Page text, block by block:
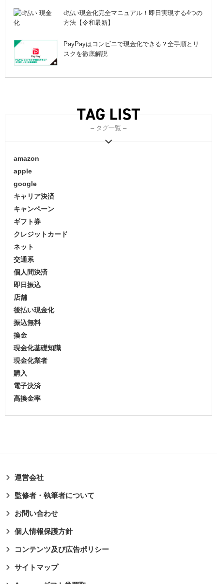
d払い現金化完全マニュアル！即日実現する4つの
方法【令和最新】
PayPayはコンビニで現金化できる？全手順とリ
スクを徹底解説
– タグ一覧 –
amazon
apple
google
キャリア決済
キャンペーン
ギフト券
クレジットカード
ネット
交通系
個人間決済
即日振込
店舗
後払い現金化
振込無料
換金
現金化基礎知識
現金化業者
購入
電子決済
高換金率
運営会社
監修者・執筆者について
お問い合わせ
個人情報保護方針
コンテンツ及び広告ポリシー
サイトマップ